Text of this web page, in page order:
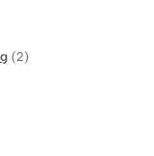
(2)